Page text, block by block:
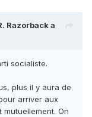
Razorbacka
socialiste.
plus il y aura de
arriver aux
On